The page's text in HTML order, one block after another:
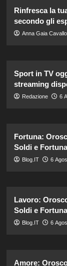
Rinfresca la
secondo gli
Anna Gaia Cavallo
Sport in TV
streaming
Redazione 6
Fortuna:
Soldi e
Blog.IT 6
Lavoro:
Soldi e
Blog.IT 6
Amore: